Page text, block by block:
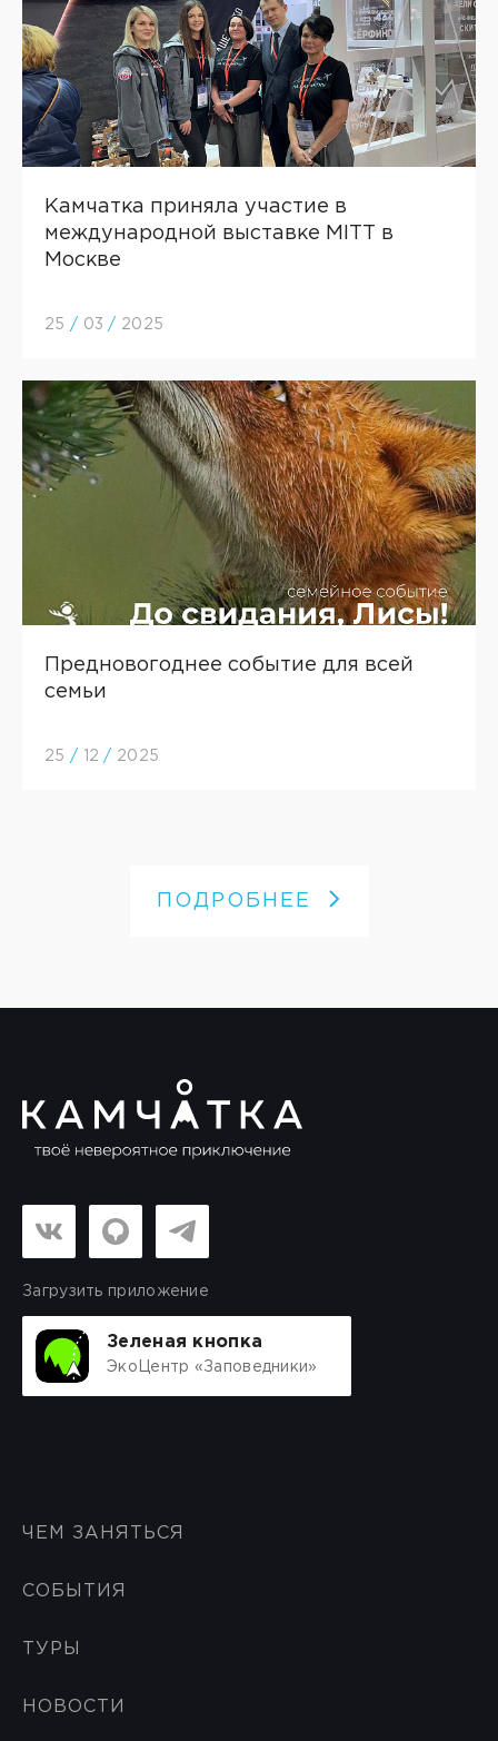
Камчатка приняла участие в
международной выставке MITT в
Москве
25 / 03 / 2025
Предновогоднее событие для всей
семьи
25 / 12 / 2025
ПОДРОБНЕЕ
Загрузить приложение
Зеленая кнопка
ЭкоЦентр «Заповедники»
ЧЕМ ЗАНЯТЬСЯ
СОБЫТИЯ
ТУРЫ
НОВОСТИ